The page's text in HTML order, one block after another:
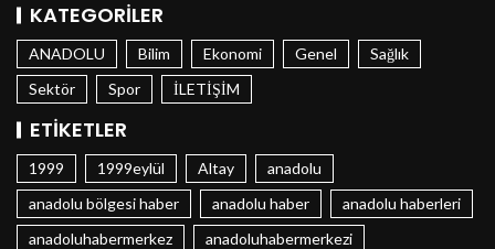
KATEGORILER
ANADOLU Bilim Ekonomi Genel
Sağlık
Sektör
Spor İLETİŞİM
ETIKETLER
1999 1999eylül Altay
anadolu
anadolu bölgesi haber
anadolu haber
anadolu haberleri
anadoluhabermerkez
anadoluhabermerkezi